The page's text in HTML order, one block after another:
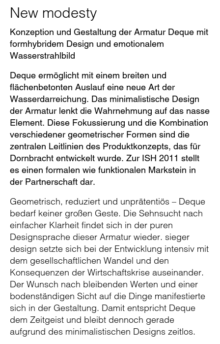
New modesty
Konzeption und Gestaltung der Armatur Deque mit
formhybridem Design und emotionalem
Wasserstrahlbild
Deque ermöglicht mit einem breiten und
flächenbetonten Auslauf eine neue Art der
Wasserdarreichung. Das minimalistische Design
der Armatur lenkt die Wahrnehmung auf das nasse
Element. Diese Fokussierung und die Kombination
verschiedener geometrischer Formen sind die
zentralen Leitlinien des Produktkonzepts, das für
Dornbracht entwickelt wurde. Zur ISH 2011 stellt
es einen formalen wie funktionalen Markstein in
der Partnerschaft dar.
Geometrisch, reduziert und unprätentiös – Deque
bedarf keiner großen Geste. Die Sehnsucht nach
einfacher Klarheit findet sich in der puren
Designsprache dieser Armatur wieder. sieger
design setzte sich bei der Entwicklung intensiv mit
dem gesellschaftlichen Wandel und den
Konsequenzen der Wirtschaftskrise auseinander.
Der Wunsch nach bleibenden Werten und einer
bodenständigen Sicht auf die Dinge manifestierte
sich in der Gestaltung. Damit entspricht Deque
dem Zeitgeist und bleibt dennoch gerade
aufgrund des minimalistischen Designs zeitlos.